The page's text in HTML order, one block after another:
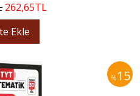
262,65TL
Ekle
%15